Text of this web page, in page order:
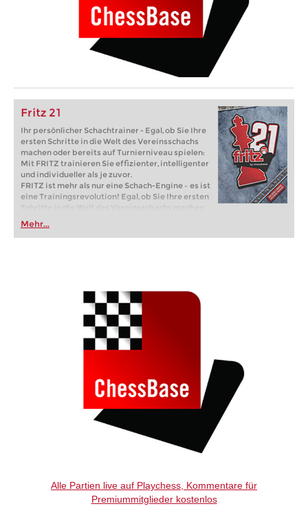
Fritz 21
Ihr persönlicher Schachtrainer - Egal, ob Sie Ihre
ersten Schritte in die Welt des Vereinsschachs
machen oder bereits auf Turnierniveau spielen:
Mit FRITZ trainieren Sie effizienter, intelligenter
und individueller als je zuvor.
FRITZ ist mehr als nur eine Schach-Engine – es ist
eine Trainingsrevolution! Egal, ob Sie Ihre ersten
Schritte in die Welt des Vereinsschachs machen
oder bereits auf Turnierniveau spielen: Mit
FRITZ trainieren Sie effizienter, intelligenter und
individueller als je zuvor.
Mehr...
Alle Partien live auf Playchess, Kommentare für
Premiummitglieder kostenlos